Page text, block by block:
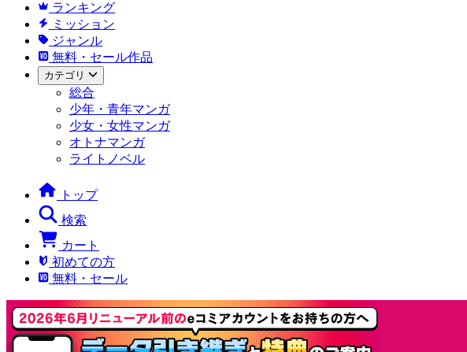
ランキング
ミッション
ジャンル
無料・セール作品
カテゴリ
総合
少年・青年マンガ
少女・女性マンガ
オトナマンガ
ライトノベル
トップ
検索
カート
初めての方
無料・セール